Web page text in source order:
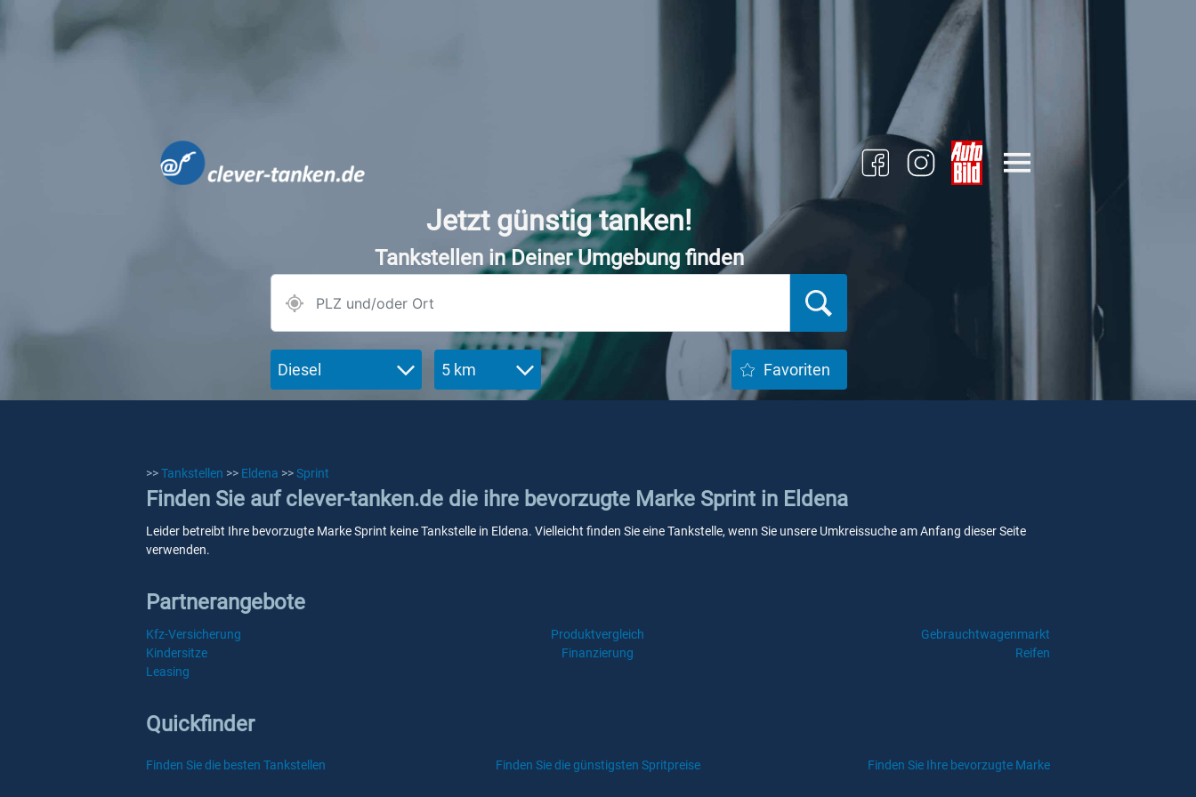
Jetzt günstig tanken!
Tankstellen in Deiner Umgebung finden
Diesel 5 km Favoriten
>>Tankstellen >> Eldena >>Sprint
Finden Sie auf clever-tanken.de die ihre bevorzugte Marke Sprint in Eldena
Leider betreibt Ihre bevorzugte Marke Sprint keine Tankstelle in Eldena. Vielleicht finden Sie eine Tankstelle, wenn Sie unsere Umkreissuche am Anfang dieser Seite
verwenden.
Partnerangebote
Kfz-Versicherung Produktvergleich
Gebrauchtwagenmarkt
Kindersitze
Finanzierung
Reifen
Leasing
Quickfinder
Finden Sie die besten Tankstellen Finden Sie die günstigsten Spritpreise Finden Sie Ihre bevorzugte Marke